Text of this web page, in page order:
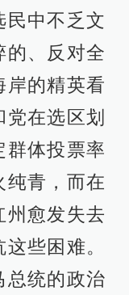
民中不乏文
的、反对全
岸的精英看
在选区划
群体投票率
纯青，而在
州愈发失去
些困难。
总统的政治